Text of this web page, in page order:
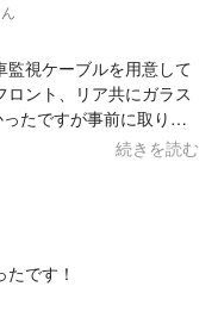
視ケーブルを用意して
ント、リア共にガラス
たですが事前に取り付
付けていただきました。
すすめのドラレコメモ
続きを読む
です！